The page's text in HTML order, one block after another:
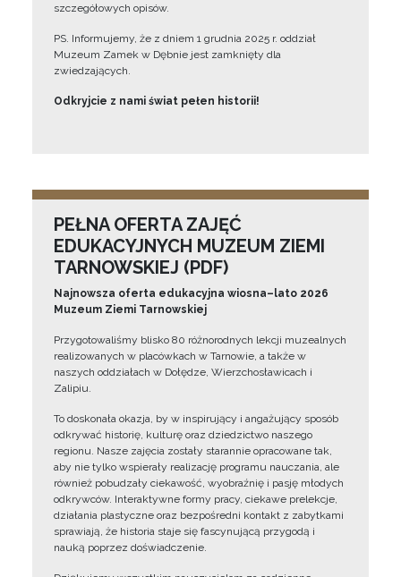
szczegółowych opisów.
PS. Informujemy, że z dniem 1 grudnia 2025 r. oddział
Muzeum Zamek w Dębnie jest zamknięty dla
zwiedzających.
Odkryjcie z nami świat pełen historii!
PEŁNA OFERTA ZAJĘĆ
EDUKACYJNYCH MUZEUM ZIEMI
TARNOWSKIEJ (PDF)
Najnowsza oferta edukacyjna wiosna–lato 2026
Muzeum Ziemi Tarnowskiej
Przygotowaliśmy blisko 80 różnorodnych lekcji muzealnych
realizowanych w placówkach w Tarnowie, a także w
naszych oddziałach w Dołędze, Wierzchosławicach i
Zalipiu.
To doskonała okazja, by w inspirujący i angażujący sposób
odkrywać historię, kulturę oraz dziedzictwo naszego
regionu. Nasze zajęcia zostały starannie opracowane tak,
aby nie tylko wspierały realizację programu nauczania, ale
również pobudzały ciekawość, wyobraźnię i pasję młodych
odkrywców. Interaktywne formy pracy, ciekawe prelekcje,
działania plastyczne oraz bezpośredni kontakt z zabytkami
sprawiają, że historia staje się fascynującą przygodą i
nauką poprzez doświadczenie.